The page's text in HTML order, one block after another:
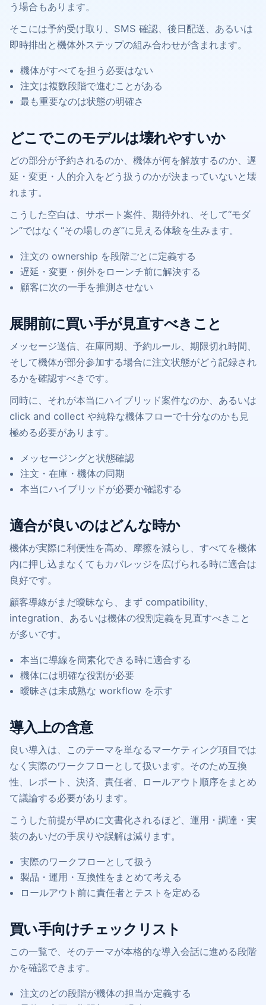
う場合もあります。
そこには予約受け取り、SMS 確認、後日配送、あるいは
即時排出と機体外ステップの組み合わせが含まれます。
機体がすべてを担う必要はない
注文は複数段階で進むことがある
最も重要なのは状態の明確さ
どこでこのモデルは壊れやすいか
どの部分が予約されるのか、機体が何を解放するのか、遅
延・変更・人的介入をどう扱うのかが決まっていないと壊
れます。
こうした空白は、サポート案件、期待外れ、そして“モダ
ン”ではなく“その場しのぎ”に見える体験を生みます。
注文の ownership を段階ごとに定義する
遅延・変更・例外をローンチ前に解決する
顧客に次の一手を推測させない
展開前に買い手が見直すべきこと
メッセージ送信、在庫同期、予約ルール、期限切れ時間、
そして機体が部分参加する場合に注文状態がどう記録され
るかを確認すべきです。
同時に、それが本当にハイブリッド案件なのか、あるいは
click and collect や純粋な機体フローで十分なのかも見
極める必要があります。
メッセージングと状態確認
注文・在庫・機体の同期
本当にハイブリッドが必要か確認する
適合が良いのはどんな時か
機体が実際に利便性を高め、摩擦を減らし、すべてを機体
内に押し込まなくてもカバレッジを広げられる時に適合は
良好です。
顧客導線がまだ曖昧なら、まず compatibility、
integration、あるいは機体の役割定義を見直すべきこと
が多いです。
本当に導線を簡素化できる時に適合する
機体には明確な役割が必要
曖昧さは未成熟な workflow を示す
導入上の含意
良い導入は、このテーマを単なるマーケティング項目では
なく実際のワークフローとして扱います。そのため互換
性、レポート、決済、責任者、ロールアウト順序をまとめ
て議論する必要があります。
こうした前提が早めに文書化されるほど、運用・調達・実
装のあいだの手戻りや誤解は減ります。
実際のワークフローとして扱う
製品・運用・互換性をまとめて考える
ロールアウト前に責任者とテストを定める
買い手向けチェックリスト
この一覧で、そのテーマが本格的な導入会話に進める段階
かを確認できます。
注文のどの段階が機体の担当か定義する